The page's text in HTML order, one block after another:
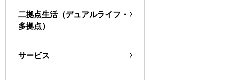
二拠点生活（デュアルライフ・
多拠点）
サービス